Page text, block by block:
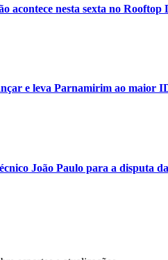
acontece nesta sexta no Rooftop
e leva Parnamirim ao maior
João Paulo para a disputa